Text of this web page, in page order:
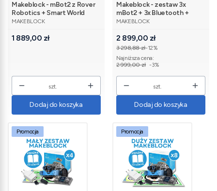
Makeblock - mBot2 z Rover
Robotics + Smart World
PRODUCENT
MAKEBLOCK
Cena
1 889,00 zł
szt.
Dodaj do koszyka
Makeblock - zestaw 3x
mBot2 + 3x Bluetooth +
ładowarka
PRODUCENT
MAKEBLOCK
Cena promocyjna
2 899,00 zł
3 298,88 zł-12%
Najniższa cena:
2 999,00 zł -3%
szt.
Dodaj do koszyka
Promocja Promocja